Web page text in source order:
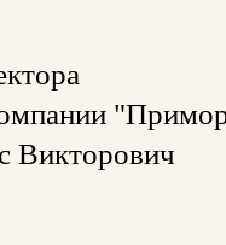
Викторович